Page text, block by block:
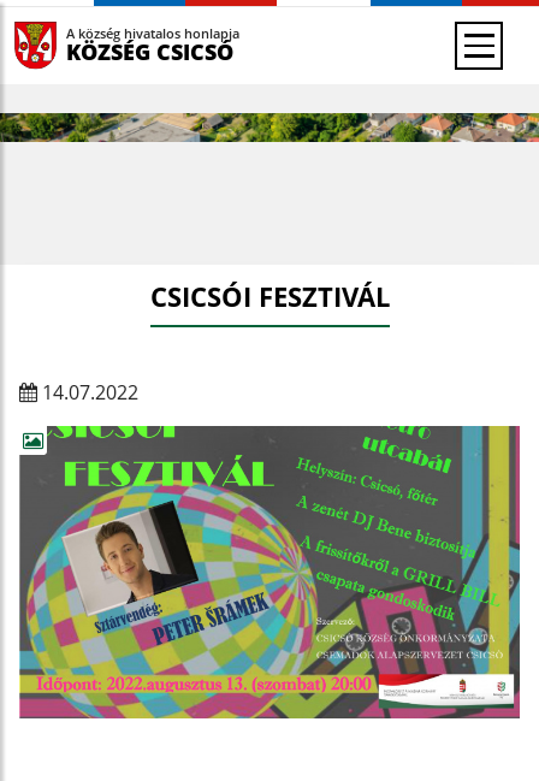
A község hivatalos honlapja
KÖZSÉG CSICSÓ
CSICSÓI FESZTIVÁL
14.07.2022